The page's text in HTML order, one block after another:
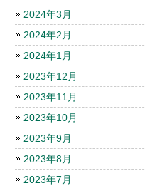
2024年3月
2024年2月
2024年1月
2023年12月
2023年11月
2023年10月
2023年9月
2023年8月
2023年7月